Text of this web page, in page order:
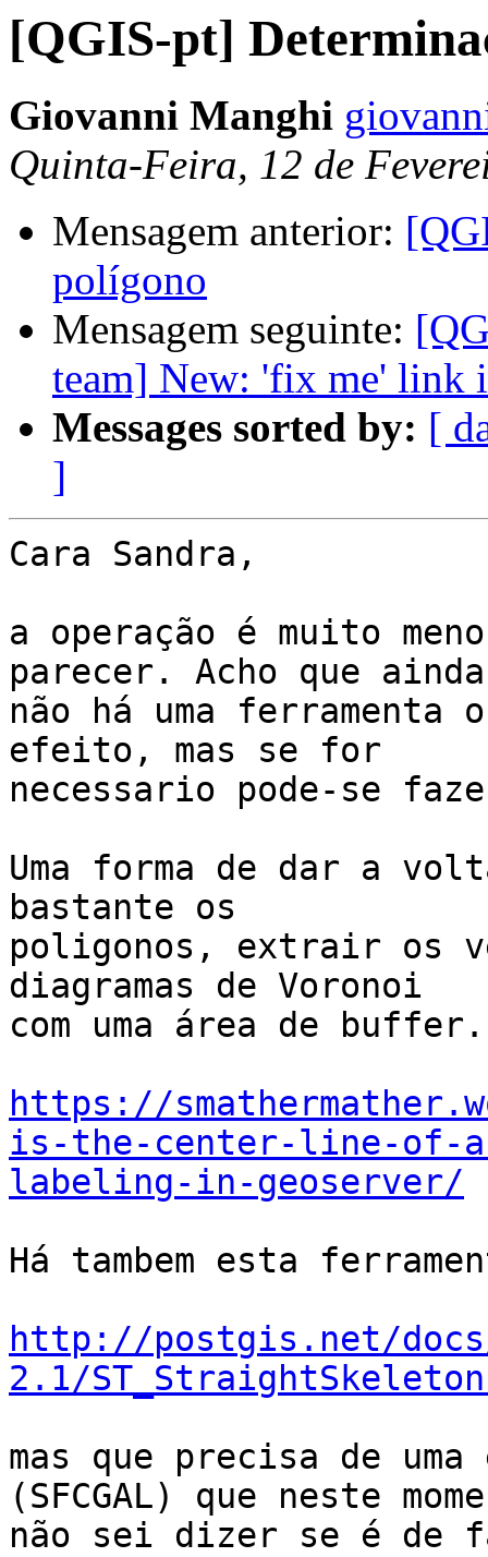
[QGIS-pt]
Giovanni Manghi
Quinta-Feira, 12 de
Mensagem anterior:
polígono
Mensagem seguinte:
team] New: 'fix me' link
Messages sorted by: [
]
Cara Sandra,
a operação é muito
parecer. Acho que ainda
não há uma ferramenta
efeito, mas se for
necessario pode-se
Uma forma de dar a
bastante os
poligonos, extrair os
diagramas de Voronoi
com uma área de buffer.
https://
is-the-center-line-of-a-
labeling-in-geoserver/
Há tambem esta
http://postgis.net/
2.1/
mas que precisa de
(SFCGAL) que neste
não sei dizer se é de